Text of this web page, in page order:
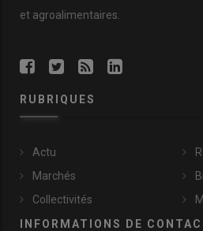
et agroalimentaires.
RUBRIQUES
Actu
Marchés
Collectivités
INFORMATIONS DE